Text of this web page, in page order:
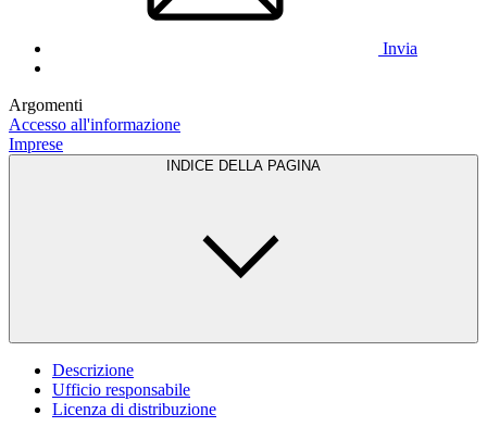
Invia
Argomenti
Accesso all'informazione
Imprese
INDICE DELLA PAGINA
Descrizione
Ufficio responsabile
Licenza di distribuzione